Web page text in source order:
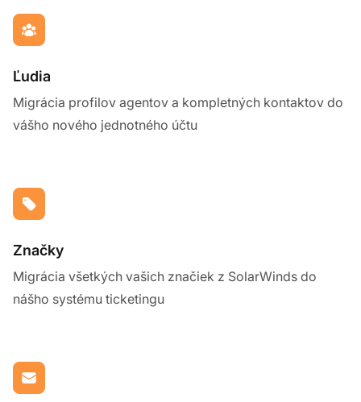
Ľudia
Migrácia profilov agentov a kompletných kontaktov do
vášho nového jednotného účtu
Značky
Migrácia všetkých vašich značiek z SolarWinds do
nášho systému ticketingu